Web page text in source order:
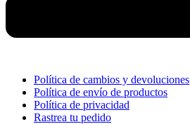
Política de cambios y devoluciones
Política de envío de productos
Política de privacidad
Rastrea tu pedido